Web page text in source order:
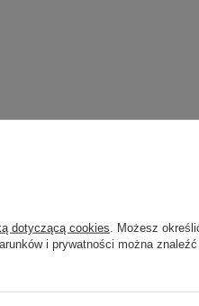
dotyczącą cookies . Możesz
i prywatności można